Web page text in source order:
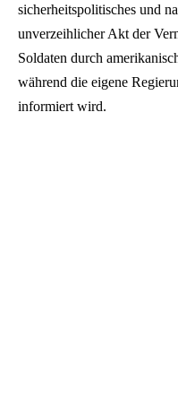
sicherheitspolitisches und
unverzeihlicher Akt der
Soldaten durch
während die eigene
informiert wird.